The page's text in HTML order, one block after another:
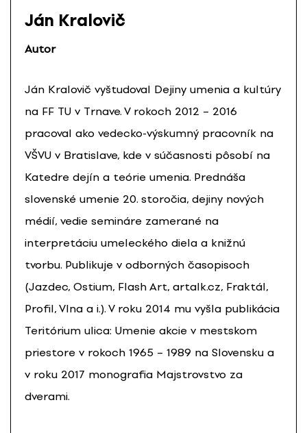
Ján Kralovič
Autor
Ján Kralovič vyštudoval Dejiny umenia a kultúry
na FF TU v Trnave. V rokoch 2012 – 2016
pracoval ako vedecko-výskumný pracovník na
VŠVU v Bratislave, kde v súčasnosti pôsobí na
Katedre dejín a teórie umenia. Prednáša
slovenské umenie 20. storočia, dejiny nových
médií, vedie semináre zamerané na
interpretáciu umeleckého diela a knižnú
tvorbu. Publikuje v odborných časopisoch
(Jazdec, Ostium, Flash Art, artalk.cz, Fraktál,
Profil, Vlna a i.). V roku 2014 mu vyšla publikácia
Teritórium ulica: Umenie akcie v mestskom
priestore v rokoch 1965 – 1989 na Slovensku a
v roku 2017 monografia Majstrovstvo za
dverami.